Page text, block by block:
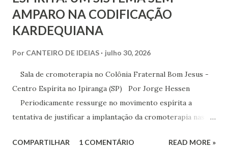
AMPARO NA CODIFICAÇÃO
KARDEQUIANA
Por CANTEIRO DE IDEIAS julho 30, 2026
Sala de cromoterapia no Colônia Fraternal Bom Jesus -
Centro Espírita no Ipiranga (SP) Por Jorge Hessen
Periodicamente ressurge no movimento espírita a
tentativa de justificar a implantação da cromoterapia nas
Joanna de Ângelis, especialmente na obra Plenitude .
COMPARTILHAR 1 COMENTÁRIO READ MORE »